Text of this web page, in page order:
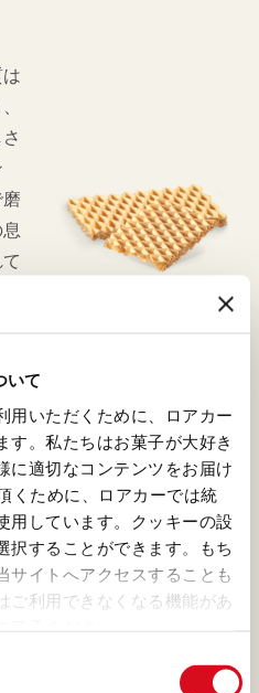
いて
用いただくために、ロアカー
す。私たちはお菓子が大好き
に適切なコンテンツをお届け
くために、ロアカーでは統
用しています。クッキーの設
択することができます。もち
サイトへアクセスすることも
ご利用できなくなる機能があ
ルボンバニラ
たちの製品には欠かせな
、たぐいまれな香りを放つ
る場所は、マダガスカルしか